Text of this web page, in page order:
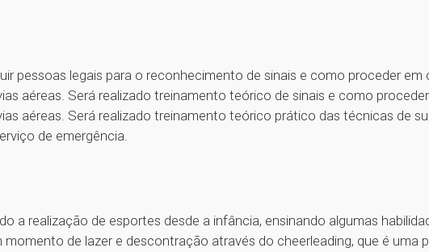
pessoas legais para o reconhecimento de sinais e como proceder em
aéreas. Será realizado treinamento teórico de sinais e como
aéreas. Será realizado treinamento teórico prático das técnicas de
de emergência.
a realização de esportes desde a infância, ensinando algumas
de lazer e descontração através do cheerleading, que é uma